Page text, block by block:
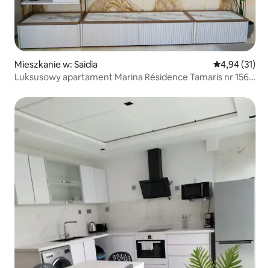
Mieszkanie w: Saidia Średnia
4,94 (31)
Luksusowy apartament Marina Résidence Tamaris nr 156